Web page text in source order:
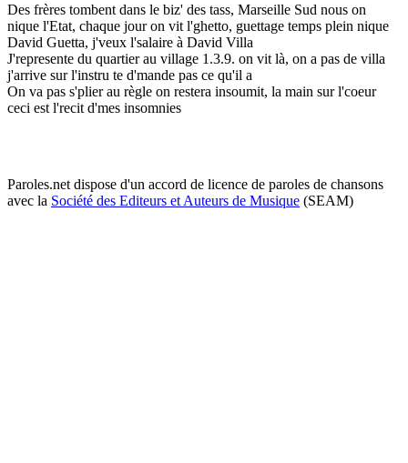
Des frères tombent dans le biz' des tass, Marseille Sud nous on
nique l'Etat, chaque jour on vit l'ghetto, guettage temps plein nique
David Guetta, j'veux l'salaire à David Villa
J'represente du quartier au village 1.3.9. on vit là, on a pas de villa
j'arrive sur l'instru te d'mande pas ce qu'il a
On va pas s'plier au règle on restera insoumit, la main sur l'coeur
ceci est l'recit d'mes insomnies
Paroles.net dispose d'un accord de licence de paroles de chansons
avec la Société des Editeurs et Auteurs de Musique (SEAM)